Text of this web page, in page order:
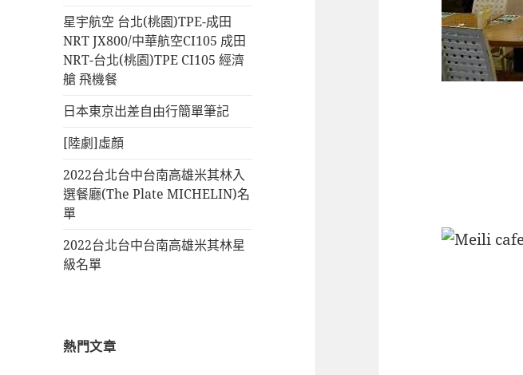
星宇航空 台北(桃園)TPE-成田
NRT JX800/中華航空CI105 成田
NRT-台北(桃園)TPE CI105 經濟
艙 飛機餐
日本東京出差自由行簡單筆記
[陸劇]虛顏
2022台北台中台南高雄米其林入
選餐廳(The Plate MICHELIN)名
單
2022台北台中台南高雄米其林星
級名單
熱門文章